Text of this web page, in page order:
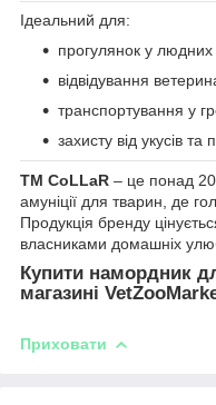
Ідеальний для:
прогулянок у людних
відвідування
транспортування у
захисту від укусів
ТМ CoLLaR – це понад 20
амуніції для тварин, де
Продукція бренду
власниками домашніх
Купити намордник
магазині
Приховати